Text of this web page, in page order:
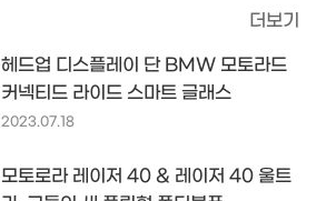
더보기
헤드업 디스플레이 단 BMW 모토라드
커넥티드 라이드 스마트 글래스
2023.07.18
모토로라 레이저 40 & 레이저 40 울트